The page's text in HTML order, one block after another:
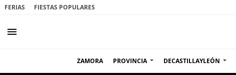
FERIAS FIESTAS POPULARES
menu
ZAMORA PROVINCIA DECASTILLAYLEÓN